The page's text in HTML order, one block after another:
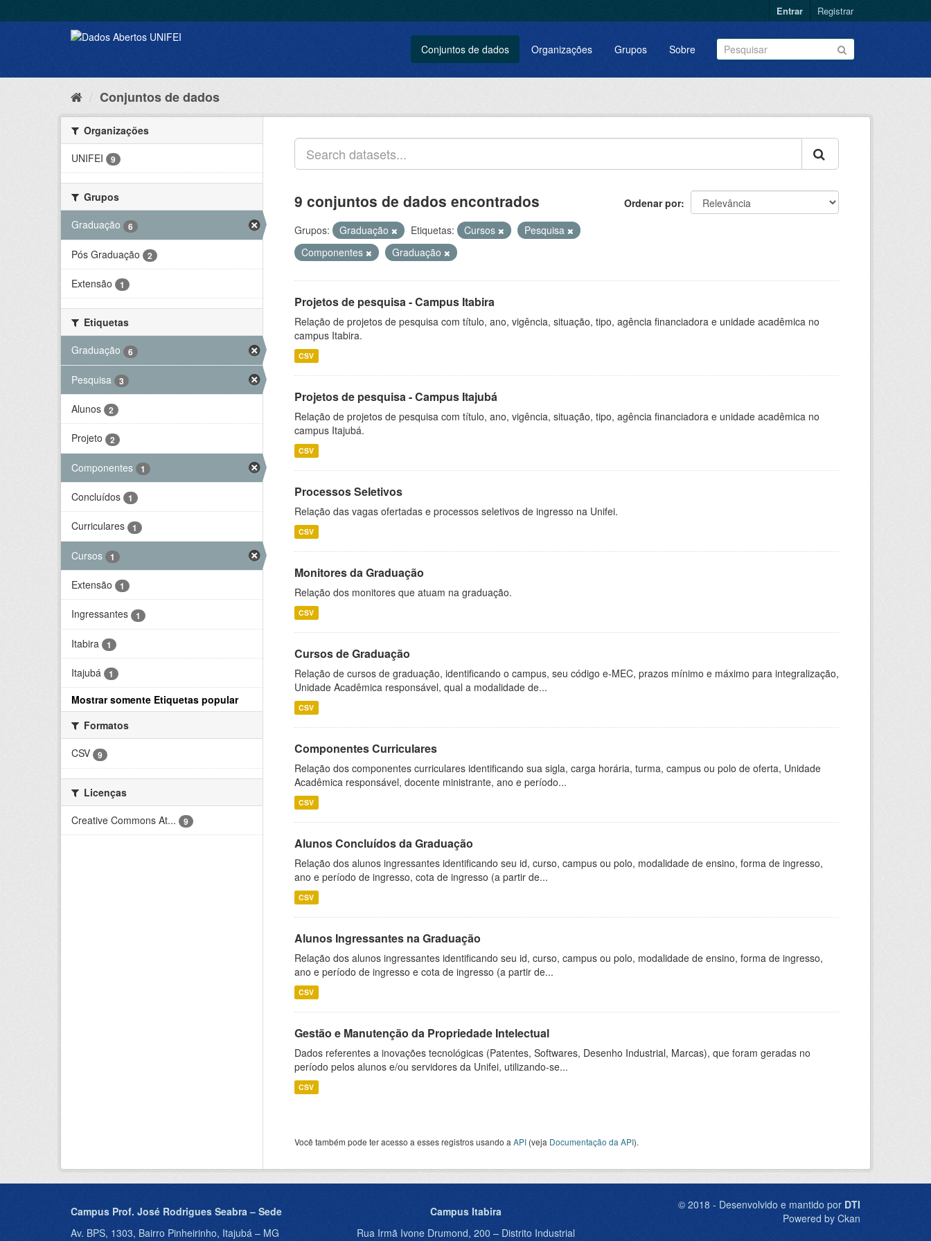
Entrar Registrar
Conjuntos de dados Organizações Grupos Sobre
Conjuntos de dados
Organizações
UNIFEI
9
Grupos
Graduação
6
Pós Graduação 2
Extensão 1
Etiquetas
Graduação
6
Pesquisa 3
Alunos 2
Projeto 2
Componentes 1
Concluídos 1
Curriculares 1
Cursos 1
Extensão 1
Ingressantes 1
Itabira 1
Itajubá 1
Mostrar somente Etiquetas popular
Formatos
CSV
9
Licenças
Creative Commons At...
9
Ordenar por
9 conjuntos de dados encontrados
Grupos: Graduação Etiquetas: Cursos
Pesquisa
Componentes
Graduação
Projetos de pesquisa - Campus Itabira
Relação de projetos de pesquisa com título, ano, vigência, situação, tipo, agência financiadora e unidade acadêmica no
campus Itabira.
CSV
Projetos de pesquisa - Campus Itajubá
Relação de projetos de pesquisa com título, ano, vigência, situação, tipo, agência financiadora e unidade acadêmica no
campus Itajubá.
CSV
Processos Seletivos
Relação das vagas ofertadas e processos seletivos de ingresso na Unifei.
CSV
Monitores da Graduação
Relação dos monitores que atuam na graduação.
CSV
Cursos de Graduação
Relação de cursos de graduação, identificando o campus, seu código e-MEC, prazos mínimo e máximo para integralização,
Unidade Acadêmica responsável, qual a modalidade de...
CSV
Componentes Curriculares
Relação dos componentes curriculares identificando sua sigla, carga horária, turma, campus ou polo de oferta, Unidade
Acadêmica responsável, docente ministrante, ano e período...
CSV
Alunos Concluídos da Graduação
Relação dos alunos ingressantes identificando seu id, curso, campus ou polo, modalidade de ensino, forma de ingresso,
ano e período de ingresso, cota de ingresso (a partir de...
CSV
Alunos Ingressantes na Graduação
Relação dos alunos ingressantes identificando seu id, curso, campus ou polo, modalidade de ensino, forma de ingresso,
ano e período de ingresso e cota de ingresso (a partir de...
CSV
Gestão e Manutenção da Propriedade Intelectual
Dados referentes a inovações tecnológicas (Patentes, Softwares, Desenho Industrial, Marcas), que foram geradas no
período pelos alunos e/ou servidores da Unifei, utilizando-se...
CSV
Você também pode ter acesso a esses registros usando a API (veja Documentação da API).
Campus Prof. José Rodrigues Seabra – Sede
Av. BPS, 1303, Bairro Pinheirinho, Itajubá – MG
Campus Itabira
Rua Irmã Ivone Drumond, 200 – Distrito Industrial
© 2018 - Desenvolvido e mantido por DTI
Powered by Ckan